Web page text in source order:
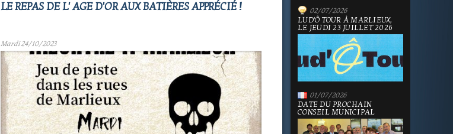
LE REPAS DE L' AGE D'OR AUX BATIÈRES APPRÉCIÉ !
Mardi 24/10/2023
02/07/2026
LUD'Ô TOUR À MARLIEUX,
LE JEUDI 23 JUILLET 2026
01/07/2026
DATE DU PROCHAIN
CONSEIL MUNICIPAL